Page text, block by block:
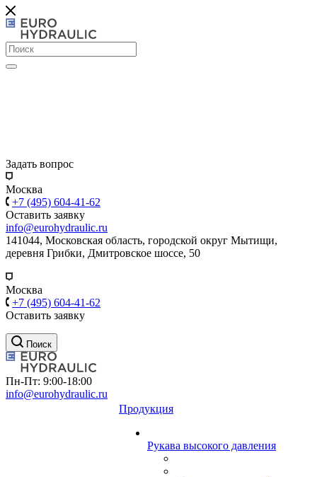
Задать вопрос
Москва
+7 (495) 604-41-62
Оставить заявку
info@eurohydraulic.ru
141044, Московская область, городской округ Мытищи,
деревня Грибки, Дмитровское шоссе, 50
Москва
+7 (495) 604-41-62
Оставить заявку
Поиск
Пн-Пт: 9:00-18:00
info@eurohydraulic.ru
Продукция
Рукава высокого давления